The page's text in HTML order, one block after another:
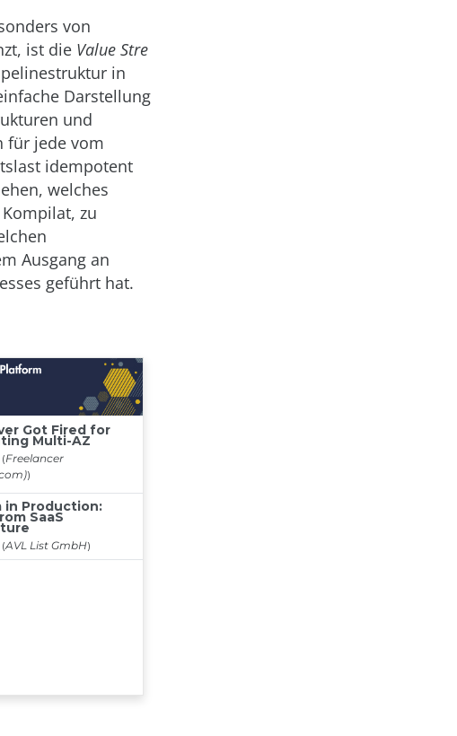
von
ist die Value Stre
in
Darstellung
und
für jede vom
idempotent
welches
zu
Ausgang an
geführt hat.